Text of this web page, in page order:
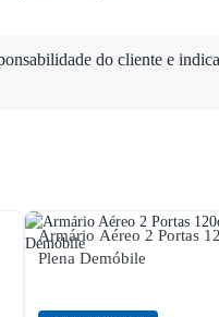
do cliente e
Armário Aéreo 2 Portas
Plena Demóbile